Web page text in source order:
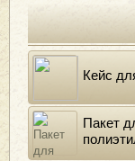
Кейс
Пакет